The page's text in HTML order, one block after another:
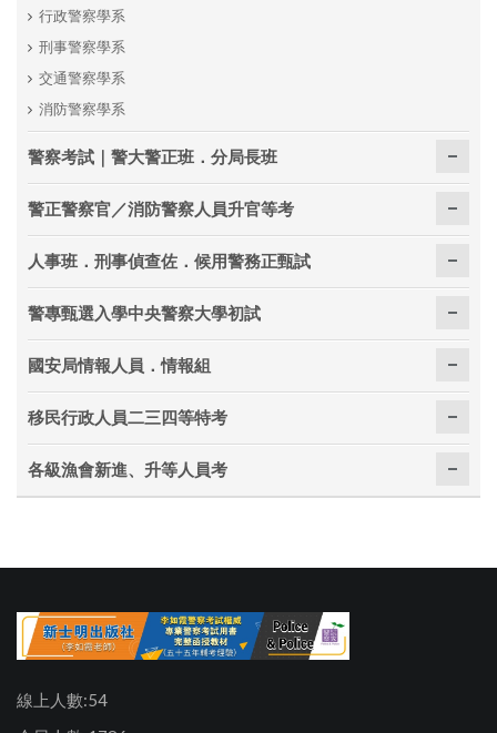
行政警察學系
刑事警察學系
交通警察學系
消防警察學系
警察考試｜警大警正班．分局長班
警正警察官／消防警察人員升官等考
人事班．刑事偵查佐．候用警務正甄試
警專甄選入學中央警察大學初試
國安局情報人員．情報組
移民行政人員二三四等特考
各級漁會新進、升等人員考
線上人數:54